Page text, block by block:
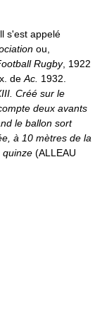
s'est appelé
ou,
Rugby, 1922
de Ac. 1932.
Créé sur le
deux avants
le ballon sort
à 10 mètres de la
quinze (ALLEAU